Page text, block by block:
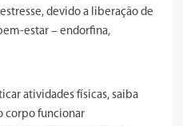
devido a liberação de
estar – endorfina,
atividades físicas, saiba
corpo funcionar